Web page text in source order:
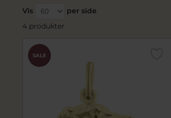
Vis
per side
4 produkter
SALE